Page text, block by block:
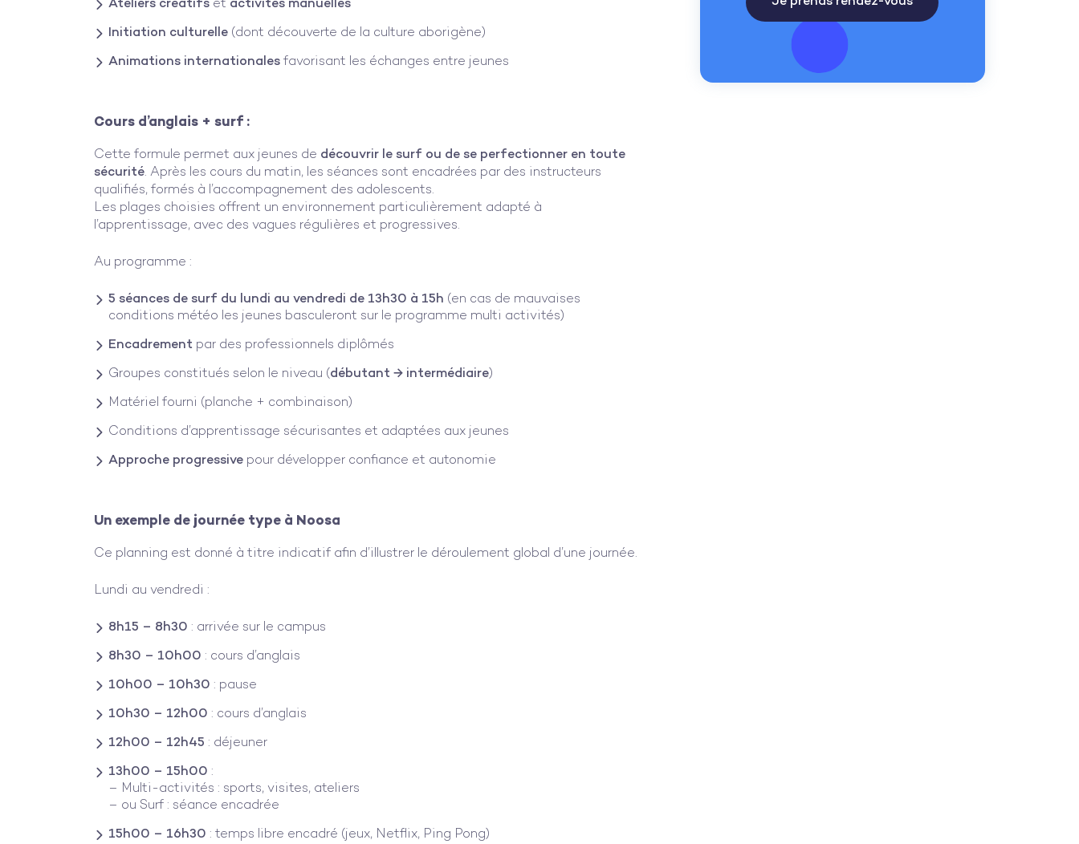
Ateliers créatifs et activités manuelles
Initiation culturelle (dont découverte de la culture aborigène)
Animations internationales favorisant les échanges entre jeunes
Cours d’anglais + surf :
Cette formule permet aux jeunes de découvrir le surf ou de se perfectionner en toute
sécurité. Après les cours du matin, les séances sont encadrées par des instructeurs
qualifiés, formés à l’accompagnement des adolescents.
Les plages choisies offrent un environnement particulièrement adapté à
l’apprentissage, avec des vagues régulières et progressives.
Au programme :
5 séances de surf du lundi au vendredi de 13h30 à 15h (en cas de mauvaises
conditions météo les jeunes basculeront sur le programme multi activités)
Encadrement par des professionnels diplômés
Groupes constitués selon le niveau (débutant → intermédiaire)
Matériel fourni (planche + combinaison)
Conditions d’apprentissage sécurisantes et adaptées aux jeunes
Approche progressive pour développer confiance et autonomie
Un exemple de journée type à Noosa
Ce planning est donné à titre indicatif afin d’illustrer le déroulement global d’une journée.
Lundi au vendredi :
8h15 – 8h30 : arrivée sur le campus
8h30 – 10h00 : cours d’anglais
10h00 – 10h30 : pause
10h30 – 12h00 : cours d’anglais
12h00 – 12h45 : déjeuner
13h00 – 15h00 :
– Multi-activités : sports, visites, ateliers
– ou Surf : séance encadrée
15h00 – 16h30 : temps libre encadré (jeux, Netflix, Ping Pong)